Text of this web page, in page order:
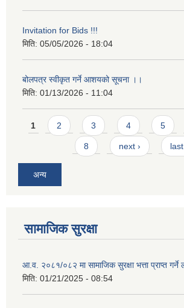
Invitation for Bids !!!
मिति: 05/05/2026 - 18:04
बोलपत्र स्वीकृत गर्ने आशयको सूचना ।।
मिति: 01/13/2026 - 11:04
Pages
1 2 3 4 5
8 next ›
अन्य
सामाजिक सुरक्षा
आ.व. २०८१/०८२ मा सामाजिक सुरक्षा भत्ता प्राप्त गर्ने
मिति: 01/21/2025 - 08:54